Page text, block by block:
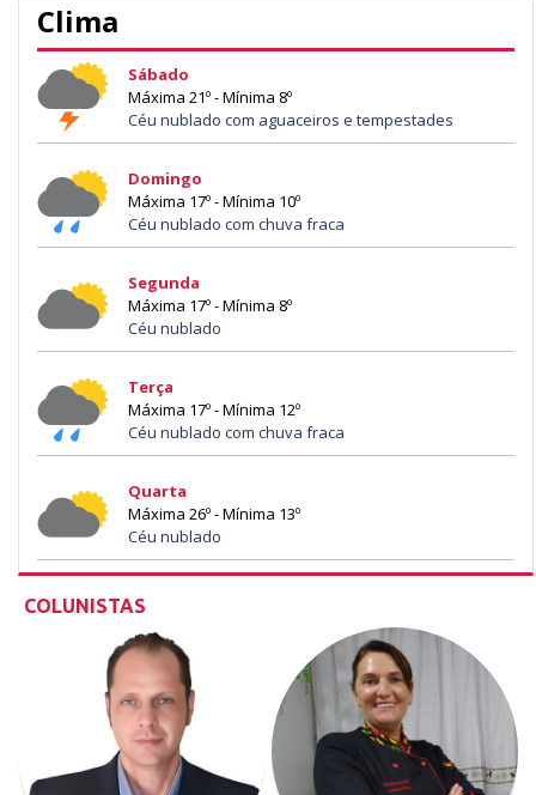
Clima
Sábado
Máxima 21º - Mínima 8º
Céu nublado com aguaceiros e tempestades
Domingo
Máxima 17º - Mínima 10º
Céu nublado com chuva fraca
Segunda
Máxima 17º - Mínima 8º
Céu nublado
Terça
Máxima 17º - Mínima 12º
Céu nublado com chuva fraca
Quarta
Máxima 26º - Mínima 13º
Céu nublado
COLUNISTAS